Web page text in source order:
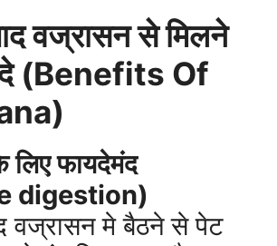
वज्रासन से मिलने
(Benefits Of
फायदेमंद
digestion)
वज्रासन मे बैठने से पेट